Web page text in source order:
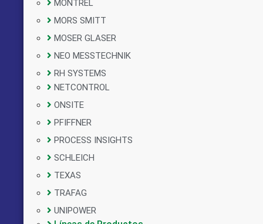
MONTREL
MORS SMITT
MOSER GLASER
NEO MESSTECHNIK
RH SYSTEMS
NETCONTROL
ONSITE
PFIFFNER
PROCESS INSIGHTS
SCHLEICH
TEXAS
TRAFAG
UNIPOWER